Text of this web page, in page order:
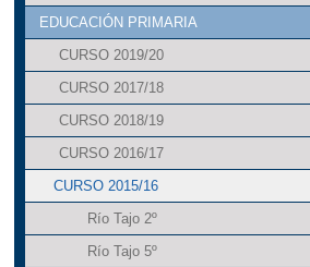
EDUCACIÓN PRIMARIA
CURSO 2019/20
CURSO 2017/18
CURSO 2018/19
CURSO 2016/17
CURSO 2015/16
Río Tajo 2º
Río Tajo 5º